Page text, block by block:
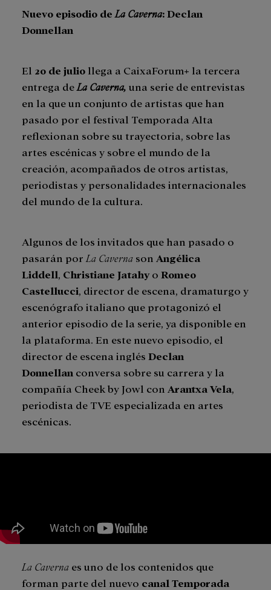
Nuevo episodio de La Caverna: Declan
Donnellan
El 20 de julio llega a CaixaForum+ la tercera
entrega deLa Caverna, una serie de entrevistas
en la que un conjunto de artistas que han
pasado por el festival Temporada Alta
reflexionan sobre su trayectoria, sobre las
artes escénicas y sobre el mundo de la
creación, acompañados de otros artistas,
periodistas y personalidades internacionales
del mundo de la cultura.
Algunos de los invitados que han pasado o
pasarán por La Caverna son Angélica
Liddell, Christiane Jatahyo Romeo
Castellucci, director de escena, dramaturgo y
escenógrafo italiano que protagonizó el
anterior episodio de la serie, ya disponible en
la plataforma. En este nuevo episodio, el
director de escena inglés Declan
Donnellan conversa sobre su carrera y la
compañía Cheek by Jowl con Arantxa Vela,
periodista de TVE especializada en artes
escénicas.
La Caverna es uno de los contenidos que
forman parte del nuevo canal Temporada